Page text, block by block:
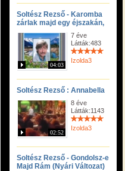
Soltész Rezső - Karomba
zárlak majd egy éjszakán,
04:03
7 éve
Látták:483
Izolda3
Soltész Rezső : Annabella
02:52
8 éve
Látták:1143
Izolda3
Soltész Rezső - Gondolsz-e
Majd Rám (Nyári Változat)